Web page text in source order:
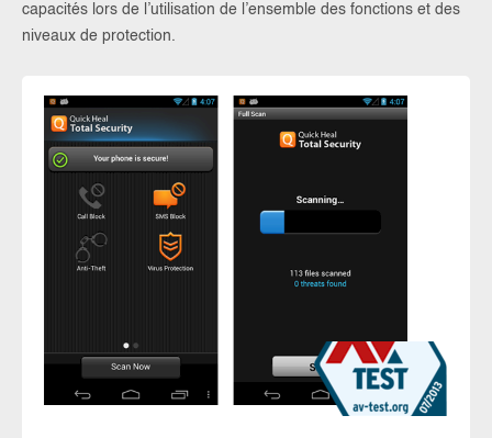
capacités lors de l’utilisation de l’ensemble des fonctions et des
niveaux de protection.